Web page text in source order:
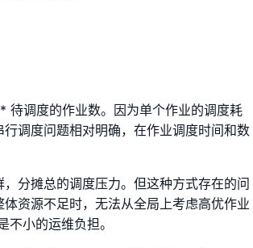
待调度的作业数。因为单个作业的调度耗
调度问题相对明确，在作业调度时间和数
分摊总的调度压力。但这种方式存在的问
资源不足时，无法从全局上考虑高优作业
小的运维负担。